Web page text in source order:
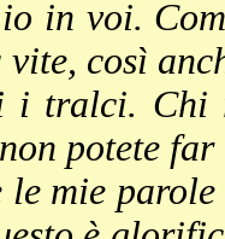
in voi.
così
i tralci.
potete
le mie